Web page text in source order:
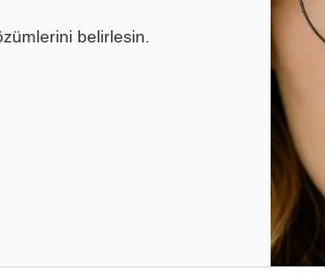
belirlesin.